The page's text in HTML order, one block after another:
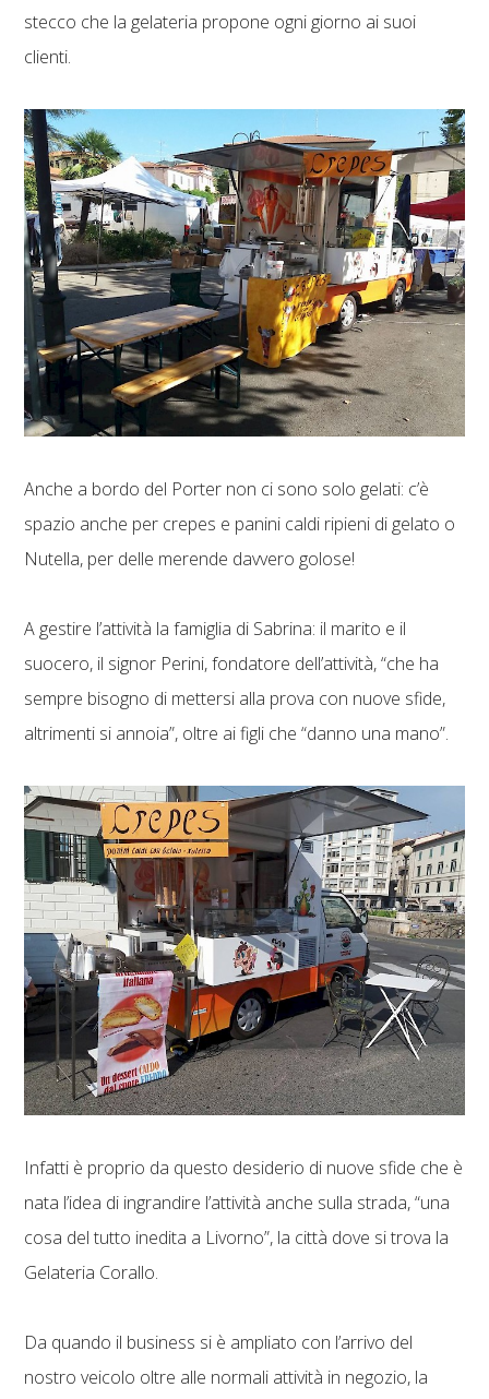
stecco che la gelateria propone ogni giorno ai suoi
clienti.
Anche a bordo del Porter non ci sono solo gelati: c’è
spazio anche per crepes e panini caldi ripieni di gelato o
Nutella, per delle merende davvero golose!
A gestire l’attività la famiglia di Sabrina: il marito e il
suocero, il signor Perini, fondatore dell’attività, “che ha
sempre bisogno di mettersi alla prova con nuove sfide,
altrimenti si annoia”, oltre ai figli che “danno una mano”.
Infatti è proprio da questo desiderio di nuove sfide che è
nata l’idea di ingrandire l’attività anche sulla strada, “una
cosa del tutto inedita a Livorno”, la città dove si trova la
Gelateria Corallo.
Da quando il business si è ampliato con l’arrivo del
nostro veicolo oltre alle normali attività in negozio, la